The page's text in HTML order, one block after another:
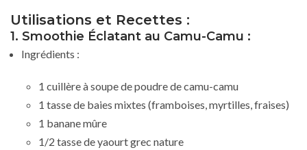
Utilisations et Recettes :
1. Smoothie Éclatant au Camu-Camu :
Ingrédients :
1 cuillère à soupe de poudre de camu-camu
1 tasse de baies mixtes (framboises, myrtilles, fraises)
1 banane mûre
1/2 tasse de yaourt grec nature